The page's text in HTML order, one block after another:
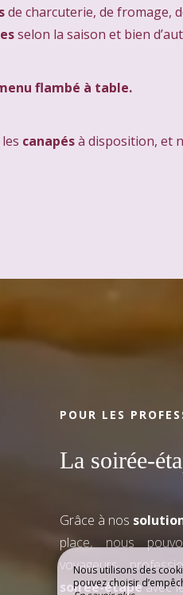
de charcuterie, de fromage,
selon la saison et bien
flambé à table.
canapésà disposition, et
POUR LES
La soirée-
Grâce à nos
place, nous
voyageurs
soirée-étapeavec
Nous utilisons des
pouvez choisir